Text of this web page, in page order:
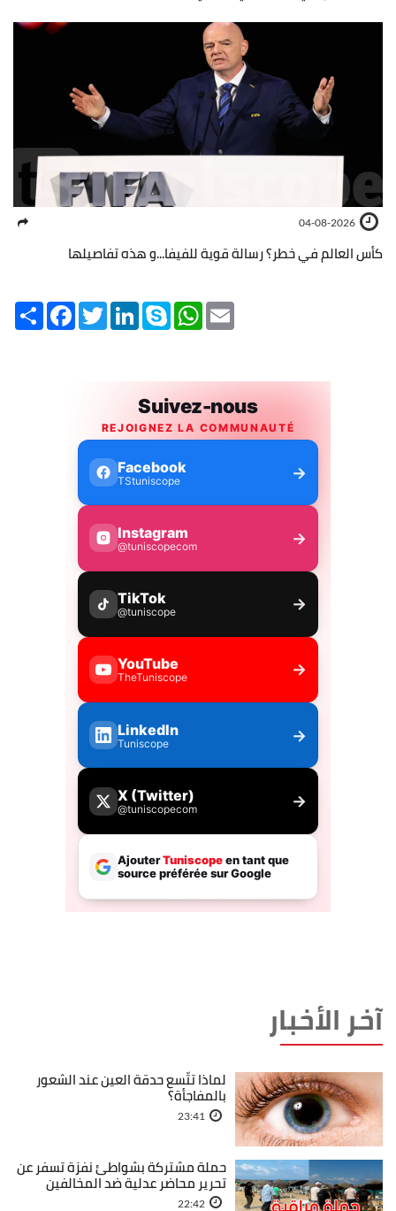
04-08-2026
كأس العالم في خطر؟ رسالة قوية للفيفا...و هذه تفاصيلها
Share FacebookTwitterLinkedInSkype WhatsApp
آخر الأخبار
لماذا تتّسع حدقة العين عند الشعور
بالمفاجأة؟
23:41
حملة مشتركة بشواطئ نفزة تسفر عن
تحرير محاضر عدلية ضد المخالفين
22:42